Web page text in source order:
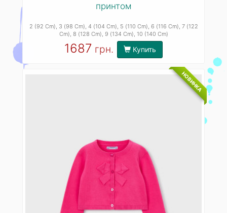
принтом
2 (92 Cm), 3 (98 Cm), 4 (104 Cm), 5 (110 Cm), 6 (116 Cm), 7 (122
Cm), 8 (128 Cm), 9 (134 Cm), 10 (140 Cm)
1687 грн. Купить
НОВИНКА